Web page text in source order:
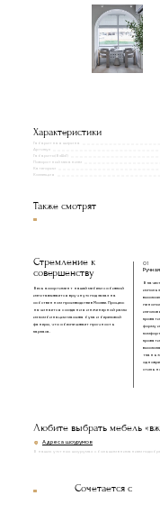
Характеристики
Габаритная ширина
Артикул
Габариты(ВxШxГ)
Поворотный механизм
Категории
Коллекция
Также смотрят
Стремление к
совершенству
Весь ассортимент нашей мебели с обивкой
изготавливается вручную под заказ на
собственном производстве в Москве. Процесс
начинается с создания инженерной рамы
из комбинации массива бука и березовой
фанеры, что обеспечивает прочность
каркаса.
01
В
форму и
комфорт.
Любите выбрать мебель
Адреса шоурумов
Сочетается с